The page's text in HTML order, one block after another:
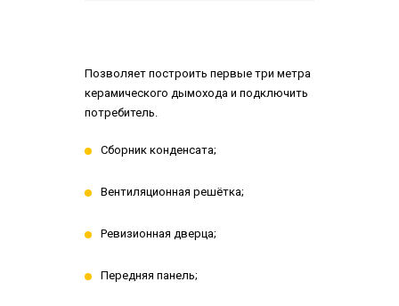
Позволяет построить первые три метра
керамического дымохода и подключить
потребитель.
Сборник конденсата;
Вентиляционная решётка;
Ревизионная дверца;
Передняя панель;